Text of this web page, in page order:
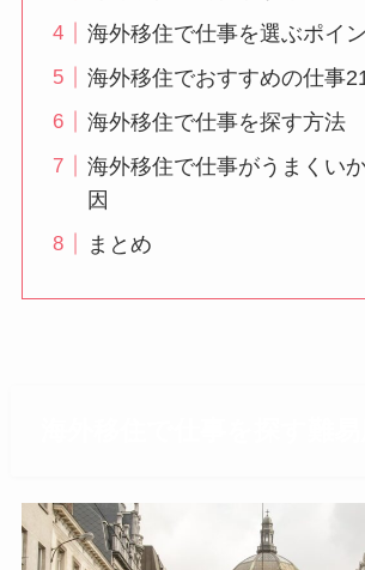
海外移住で仕事を選ぶポイ
海外移住でおすすめの仕事
海外移住で仕事を探す方法
海外移住で仕事がうまくい
因
まとめ